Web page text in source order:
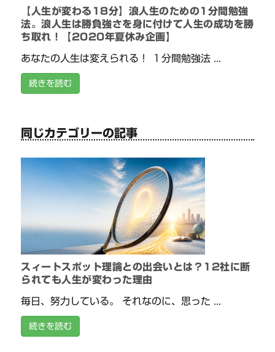
【人生が変わる18分】浪人生のための1分間勉強
法。浪人生は勝負強さを身に付けて人生の成功を勝
ち取れ！【2020年夏休み企画】
あなたの人生は変えられる！ １分間勉強法 ...
続きを読む
同じカテゴリーの記事
スィートスポット理論との出会いとは？12社に断
られても人生が変わった理由
毎日、努力している。 それなのに、思った ...
続きを読む